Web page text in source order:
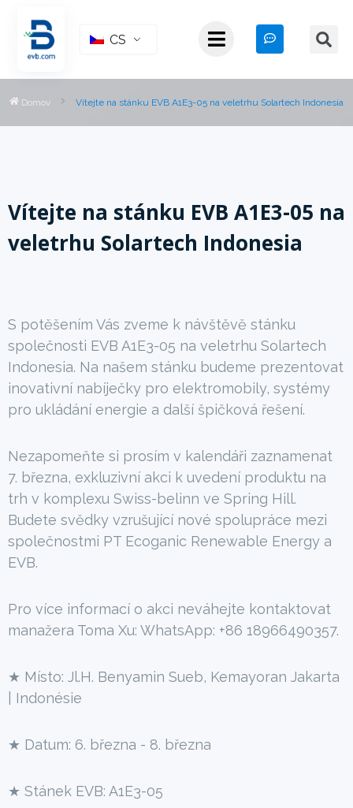
CS
Domov Vítejte na stánku EVB A1E3-05 na veletrhu Solartech Indonesia
Vítejte na stánku EVB A1E3-05 na
veletrhu Solartech Indonesia
S potěšením Vás zveme k návštěvě stánku
společnosti EVB A1E3-05 na veletrhu Solartech
Indonesia. Na našem stánku budeme prezentovat
inovativní nabíječky pro elektromobily, systémy
pro ukládání energie a další špičková řešení.
Nezapomeňte si prosím v kalendáři zaznamenat
7. března, exkluzivní akci k uvedení produktu na
trh v komplexu Swiss-belinn ve Spring Hill.
Budete svědky vzrušující nové spolupráce mezi
společnostmi PT Ecoganic Renewable Energy a
EVB.
Pro více informací o akci neváhejte kontaktovat
manažera Toma Xu: WhatsApp: +86 18966490357.
★ Místo: Jl.H. Benyamin Sueb, Kemayoran Jakarta
| Indonésie
★ Datum: 6. března - 8. března
★ Stánek EVB: A1E3-05